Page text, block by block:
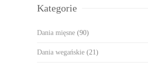
Kategorie
Dania mięsne (90)
Dania wegańskie (21)